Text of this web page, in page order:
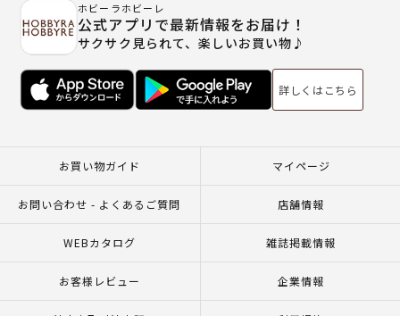
ホビーラホビーレ
公式アプリで最新情報をお届け！
サクサク見られて、楽しいお買い物♪
詳しくはこちら
お買い物ガイド マイページ
お問い合わせ - よくあるご質問 店舗情報
WEBカタログ 雑誌掲載情報
お客様レビュー 企業情報